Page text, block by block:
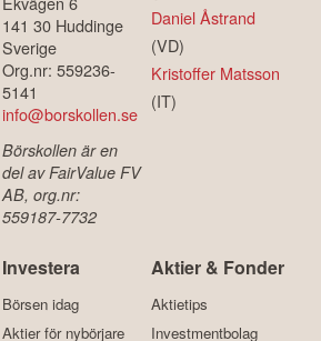
141 30 Huddinge
Sverige
Org.nr: 559236-
5141
info@borskollen.se
Börskollen är en
del av FairValue FV
AB, org.nr:
559187-7732
Daniel Åstrand
(VD)
Kristoffer Matsson
(IT)
Investera
Börsen idag
Aktier för nybörjare
Aktier & Fonder
Aktietips
Investmentbolag